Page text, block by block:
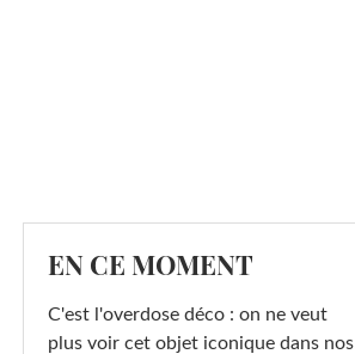
EN CE MOMENT
C'est l'overdose déco : on ne veut
plus voir cet objet iconique dans nos